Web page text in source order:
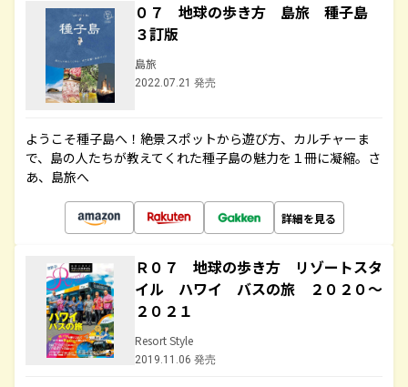
０７ 地球の歩き方 島旅 種子島
３訂版
島旅
2022.07.21 発売
ようこそ種子島へ！絶景スポットから遊び方、カルチャーま
で、島の人たちが教えてくれた種子島の魅力を１冊に凝縮。さ
あ、島旅へ
詳細を見る
Ｒ０７ 地球の歩き方 リゾートスタ
イル ハワイ バスの旅 ２０２０～
２０２１
Resort Style
2019.11.06 発売